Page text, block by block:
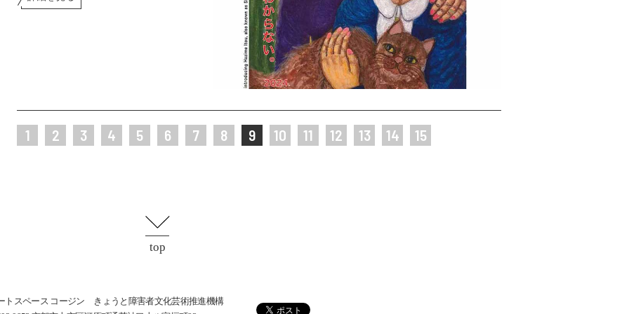
1 2 3 4 5 6 7 8 9 10 11 12 13 14 15
top
トスペース コージン きょうと障害者文化芸術推進機構